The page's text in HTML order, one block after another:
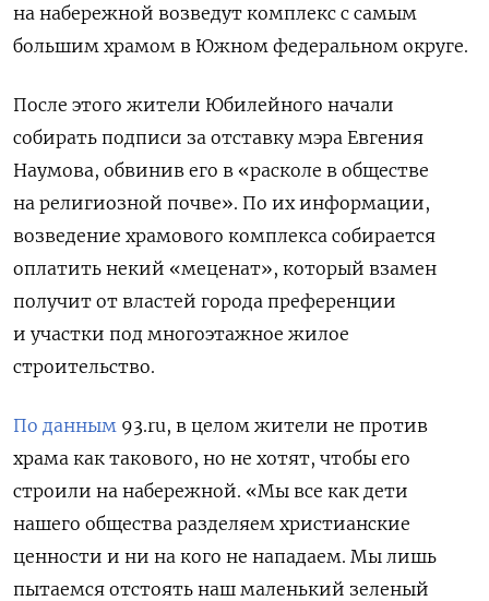
на набережной возведут комплекс с самым
большим храмом в Южном федеральном округе.
После этого жители Юбилейного начали
собирать подписи за отставку мэра Евгения
Наумова, обвинив его в «расколе в обществе
на религиозной почве». По их информации,
возведение храмового комплекса собирается
оплатить некий «меценат», который взамен
получит от властей города преференции
и участки под многоэтажное жилое
строительство.
По данным 93.ru, в целом жители не против
храма как такового, но не хотят, чтобы его
строили на набережной. «Мы все как дети
нашего общества разделяем христианские
ценности и ни на кого не нападаем. Мы лишь
пытаемся отстоять наш маленький зеленый